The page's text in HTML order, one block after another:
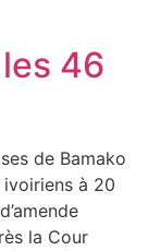
46
de Bamako
à 20
la Cour